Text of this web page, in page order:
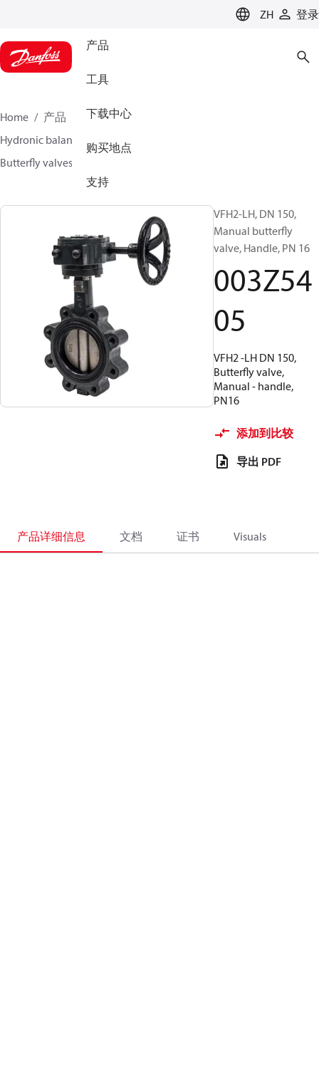
ZH 登录
产品
工具
下载中心
购买地点
支持
Home 产品
氣候方案事業部供熱業務
Hydronic balancing and control
Butterfly valves
VFH2-LH, DN 150,
Manual butterfly
valve, Handle, PN 16
003Z54
05
VFH2 -LH DN 150,
Butterfly valve,
Manual - handle,
PN16
添加到比较
导出 PDF
产品详细信息 文档 证书 Visuals